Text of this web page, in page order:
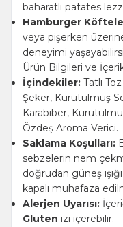
baharatlı patates
Hamburger
veya pişerken
deneyimi
Ürün Bilgileri ve
İçindekiler: Tatlı
Şeker, Kurutulmuş
Karabiber,
Özdeş Aroma Verici.
Saklama Koşulları:
sebzelerin nem
doğrudan güneş
kapalı muhafaza
Alerjen Uyarısı:
Gluten izi içerebilir.